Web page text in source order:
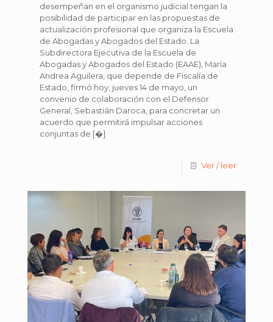
desempeñan en el organismo judicial tengan la
posibilidad de participar en las propuestas de
actualización profesional que organiza la Escuela
de Abogadas y Abogados del Estado. La
Subdirectora Ejecutiva de la Escuela de
Abogadas y Abogados del Estado (EAAE), María
Andrea Aguilera, que depende de Fiscalía de
Estado, firmó hoy, jueves 14 de mayo, un
convenio de colaboración con el Defensor
General, Sebastián Daroca, para concretar un
acuerdo que permitirá impulsar acciones
conjuntas de [�]
Ver / leer